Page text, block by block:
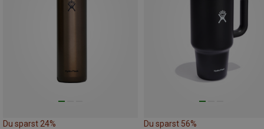
Du sparst 24% Du sparst 56%